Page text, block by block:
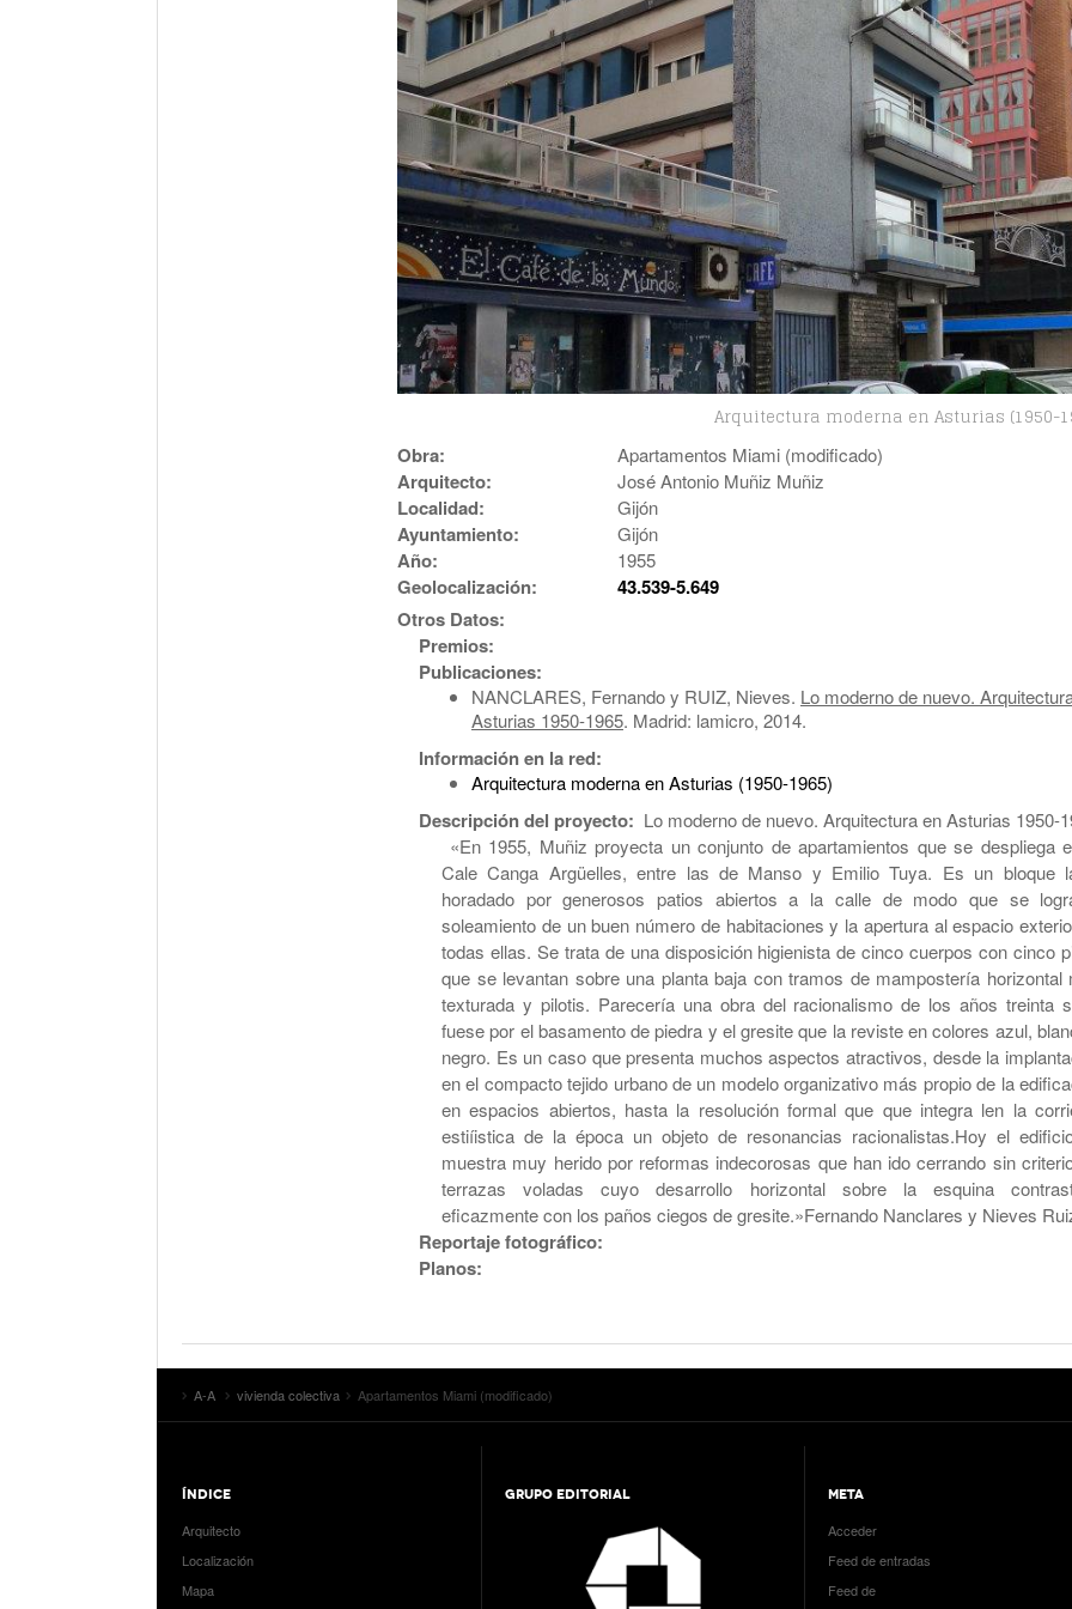
Arquitectura moderna en Asturias (1950-
Obra: Apartamentos Miami (modificado)
Arquitecto: José Antonio Muñiz Muñiz
Localidad: Gijón
Ayuntamiento: Gijón
Año: 1955
Geolocalización:
43.539-5.649
Otros Datos:
Premios:
Publicaciones:
NANCLARES, Fernando y RUIZ, Nieves. Lo moderno de nuevo.
Asturias 1950-1965. Madrid: lamicro, 2014.
Información en la red:
Arquitectura moderna en Asturias (1950-1965)
Descripción del proyecto: Lo moderno de nuevo. Arquitectura en Asturias 1950-
«En 1955, Muñiz proyecta un conjunto de apartamientos que se despliega
Cale Canga Argüelles, entre las de Manso y Emilio Tuya. Es un bloque
horadado por generosos patios abiertos a la calle de modo que se
soleamiento de un buen número de habitaciones y la apertura al espacio
todas ellas. Se trata de una disposición higienista de cinco cuerpos con cinco
que se levantan sobre una planta baja con tramos de mampostería horizontal
texturada y pilotis. Parecería una obra del racionalismo de los años treinta
fuese por el basamento de piedra y el gresite que la reviste en colores azul,
negro. Es un caso que presenta muchos aspectos atractivos, desde la
en el compacto tejido urbano de un modelo organizativo más propio de la
en espacios abiertos, hasta la resolución formal que que integra len la
estiíistica de la época un objeto de resonancias racionalistas.Hoy el
muestra muy herido por reformas indecorosas que han ido cerrando sin
terrazas voladas cuyo desarrollo horizontal sobre la esquina
eficazmente con los paños ciegos de gresite.»Fernando Nanclares y Nieves
Reportaje fotográfico:
Planos:
A-A vivienda colectiva Apartamentos Miami (modificado)
ÍNDICE
Arquitecto
Localización
Mapa
GRUPO EDITORIAL META
Acceder
Feed de entradas
Feed de